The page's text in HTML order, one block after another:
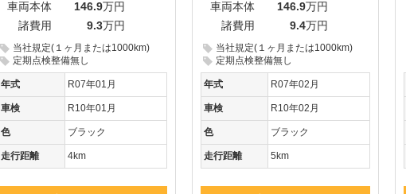
車両本体 146.9万円
諸費用
9.3万円
当社規定(１ヶ月または1000km)
定期点検整備無し
年式 R07年01月
車検 R10年01月
色 ブラック
走行距離 4km
車両本体 146.9万円
諸費用
9.4万円
当社規定(１ヶ月または1000km)
定期点検整備無し
年式 R07年02月
車検 R10年02月
色 ブラック
走行距離 5km